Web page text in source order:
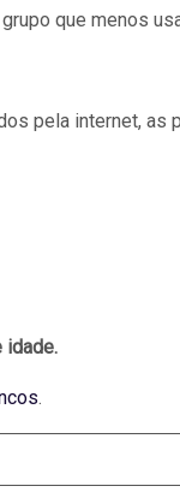
que menos
pela internet, as
idade.
.